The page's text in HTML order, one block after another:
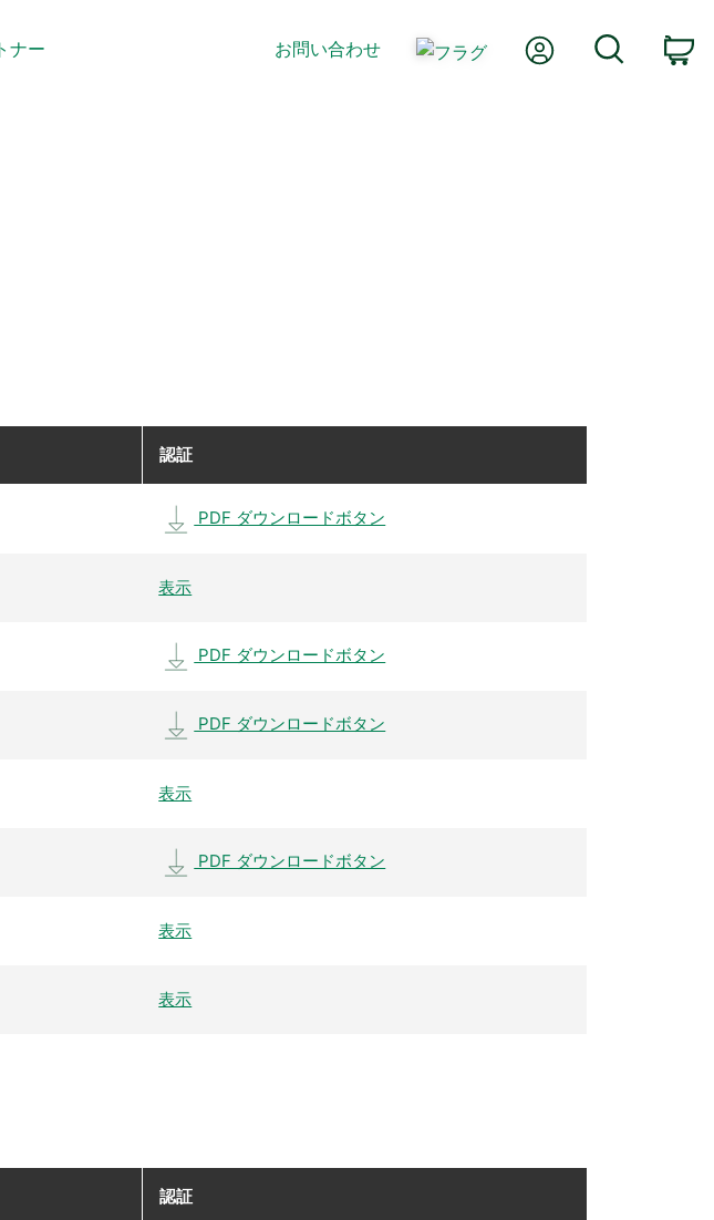
ナー お問い合わせ Myアカウント
認証
PDF ダウンロードボタン
表示
PDF ダウンロードボタン
PDF ダウンロードボタン
表示
PDF ダウンロードボタン
表示
表示
認証